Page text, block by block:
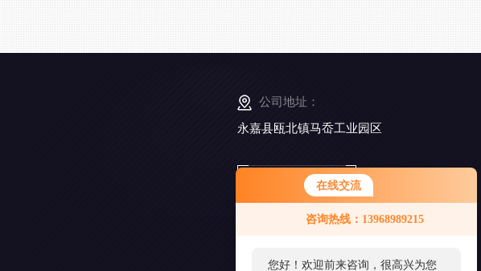
在线交流
咨询热线：13968989215
您好！欢迎前来咨询，很高兴为您
公司地址：
永嘉县瓯北镇马岙工业园区
扫
一
添
友